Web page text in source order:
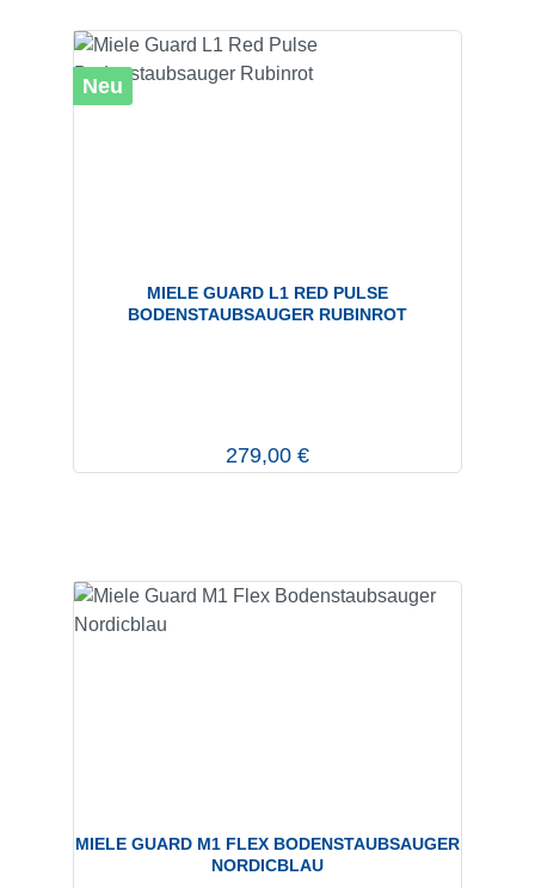
Neu
MIELE GUARD L1 RED PULSE
BODENSTAUBSAUGER RUBINROT
Regulärer Preis:
279,00 €
MIELE GUARD M1 FLEX BODENSTAUBSAUGER
NORDICBLAU